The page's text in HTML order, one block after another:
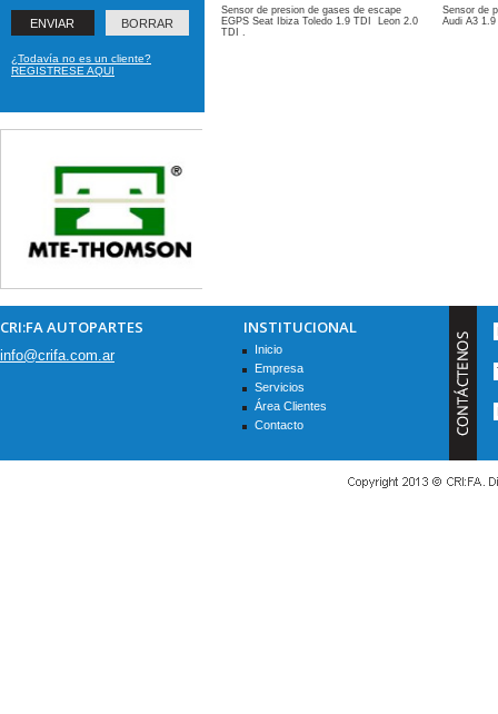
¿Todavía no es un cliente?
REGISTRESE AQUI
Sensor de presion de gases de escape
EGPS Seat Ibiza Toledo 1.9 TDI Leon 2.0
TDI .
Sensor de
Audi A3
CRI:FA AUTOPARTES
info@crifa.com.ar
INSTITUCIONAL
Inicio
Empresa
Servicios
Área Clientes
Contacto